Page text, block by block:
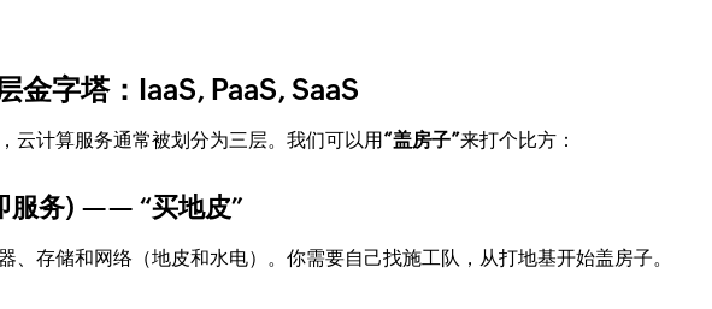
金字塔：IaaS, PaaS, SaaS
云计算服务通常被划分为三层。我们可以用“盖房子”来打个比方：
服务) —— “买地皮”
、存储和网络（地皮和水电）。你需要自己找施工队，从打地基开始盖房子。